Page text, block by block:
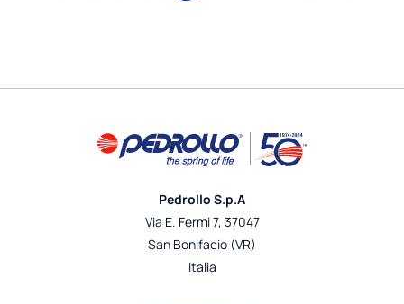
Pedrollo S.p.A
Via E. Fermi 7, 37047
San Bonifacio (VR)
Italia